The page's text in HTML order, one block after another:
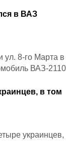
в ВАЗ
ул. 8-го Марта в
ВАЗ-2110
в том
украинцев,